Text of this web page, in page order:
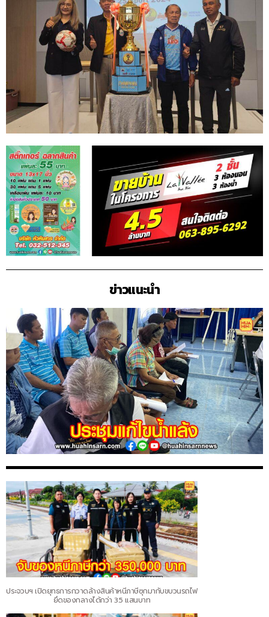
ข่าวแนะนำ
ประจวบฯ เปิดยุทธการกวาดล้างสินค้าหนีภาษีซุกมากับขบวนรถไฟ
ยึดของกลางได้กว่า 3.5 แสนบาท